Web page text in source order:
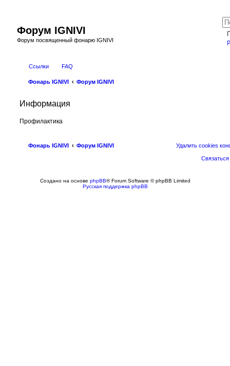
Форум IGNIVI
Форум посвященный фонарю IGNIVI
Ссылки FAQ
Фонарь IGNIVI Форум IGNIVI
Информация
Профилактика
Фонарь IGNIVI Форум IGNIVI Удалить cookies
Создано на основе phpBB® Forum Software © phpBB Limited
Русская поддержка phpBB